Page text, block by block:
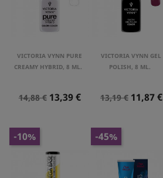
VICTORIA VYNN PURE
CREAMY HYBRID, 8 ML.
Precio
14,88 € Precio
13,39 €
VICTORIA VYNN GEL
POLISH, 8 ML.
Precio
13,19 € Precio
11,87 €
-10% -45%